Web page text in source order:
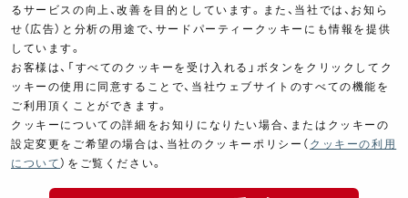
イベントスケジュール
ツーリングブレイクタイム
製品ポスター
るサービスの向上、改善を目的としています。また、当社では、お知ら
せ（広告）と分析の用途で、サードパーティークッキーにも情報を提供
しています。
お客様は、「すべてのクッキーを受け入れる」ボタンをクリックしてク
ッキーの使用に同意することで、当社ウェブサイトのすべての機能を
ご利用頂くことができます。
クッキーについての詳細をお知りになりたい場合、またはクッキーの
設定変更をご希望の場合は、当社のクッキーポリシー（ クッキーの利用
について ）をご覧ください。